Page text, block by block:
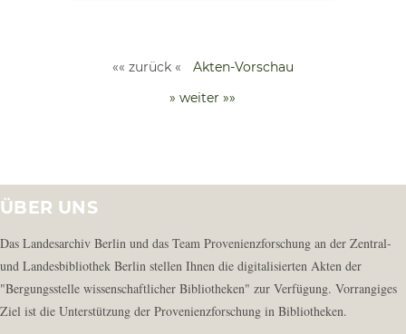
«« zurück «
Akten-Vorschau
» weiter »»
ÜBER UNS
Das Landesarchiv Berlin und das Team Provenienzforschung an der Zentral-
und Landesbibliothek Berlin stellen Ihnen die digitalisierten Akten der
"Bergungsstelle wissenschaftlicher Bibliotheken" zur Verfügung. Vorrangiges
Ziel ist die Unterstützung der Provenienzforschung in Bibliotheken.